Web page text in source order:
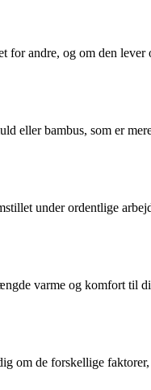
for andre, og om den
eller bambus, som er
under ordentlige
varme og komfort til
om de forskellige